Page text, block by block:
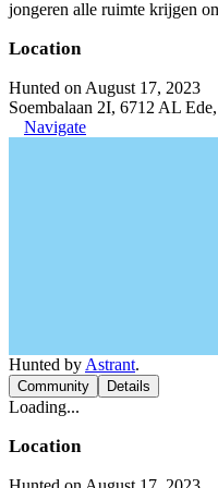
jongeren alle ruimte krijgen
Location
Hunted on August 17, 2023
Soembalaan 2I, 6712 AL
Navigate
Hunted by Astrant.
Community Details
Loading...
Location